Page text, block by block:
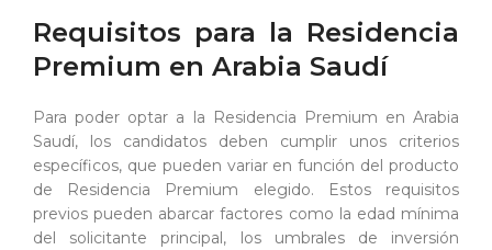
Requisitos para la Residencia
Premium en Arabia Saudí
Para poder optar a la Residencia Premium en Arabia
Saudí, los candidatos deben cumplir unos criterios
específicos, que pueden variar en función del producto
de Residencia Premium elegido. Estos requisitos
previos pueden abarcar factores como la edad mínima
del solicitante principal, los umbrales de inversión